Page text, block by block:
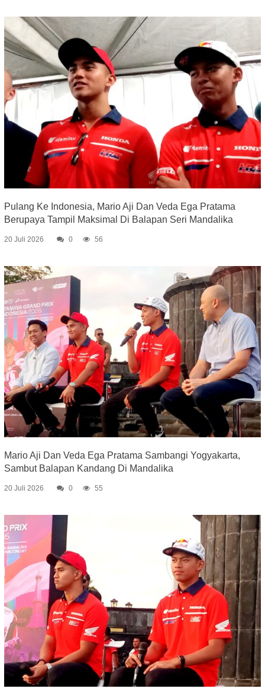
Pulang Ke Indonesia, Mario Aji Dan Veda Ega Pratama
Berupaya Tampil Maksimal Di Balapan Seri Mandalika
20 Juli 2026 0 56
Mario Aji Dan Veda Ega Pratama Sambangi Yogyakarta,
Sambut Balapan Kandang Di Mandalika
20 Juli 2026 0 55